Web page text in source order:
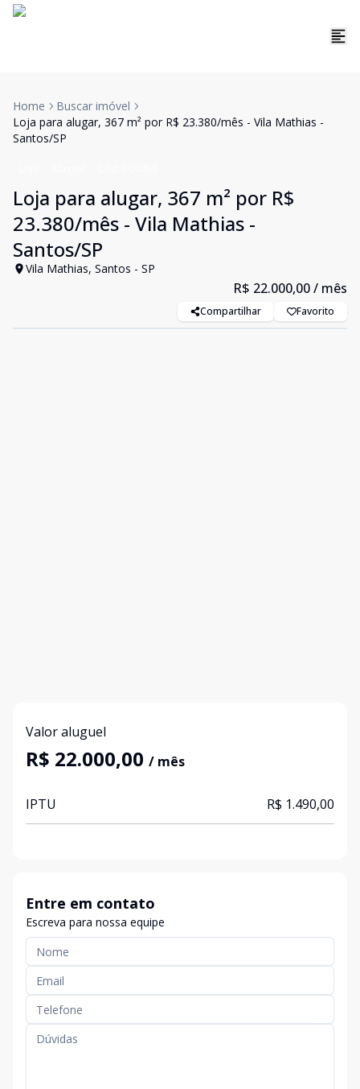
Home
Buscar imóvel
Loja para alugar, 367 m² por R$ 23.380/mês - Vila Mathias -
Santos/SP
Loja para alugar, 367 m² por R$
23.380/mês - Vila Mathias -
Santos/SP
Vila Mathias, Santos - SP
R$ 22.000,00/ mês
Compartilhar Favorito
Valor aluguel
R$ 22.000,00 / mês
IPTU R$ 1.490,00
Entre em contato
Escreva para nossa equipe